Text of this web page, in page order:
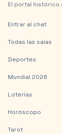
El portal histórico
Entrar al chat
Todas las salas
Deportes
Mundial 2026
Loterías
Horóscopo
Tarot